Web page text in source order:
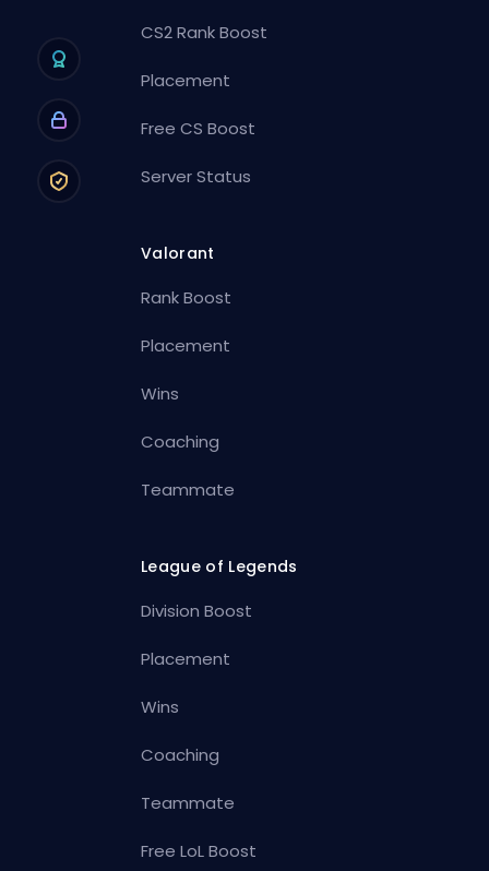
CS2 Rank Boost
Placement
Free CS Boost
Server Status
Valorant
Rank Boost
Placement
Wins
Coaching
Teammate
League of Legends
Division Boost
Placement
Wins
Coaching
Teammate
Free LoL Boost